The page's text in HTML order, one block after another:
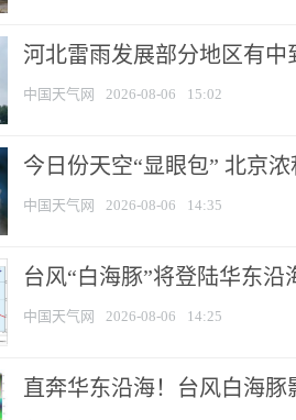
河北雷雨发展部分地区有
中国天气网 2026-08-06 15:02
今日份天空“显眼包” 北京
中国天气网 2026-08-06 14:35
台风“白海豚”将登陆华东
中国天气网 2026-08-06 14:25
直奔华东沿海！台风白海